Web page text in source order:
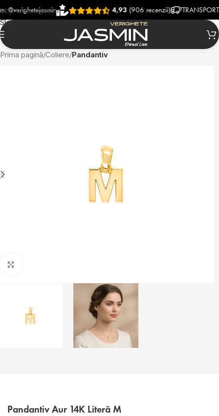
Skip to navigation
Skip to main content
4,93(906 recenzii) TRANSPORT
Prima pagină Coliere Pandantiv
Pandantiv Aur 14K Literă M